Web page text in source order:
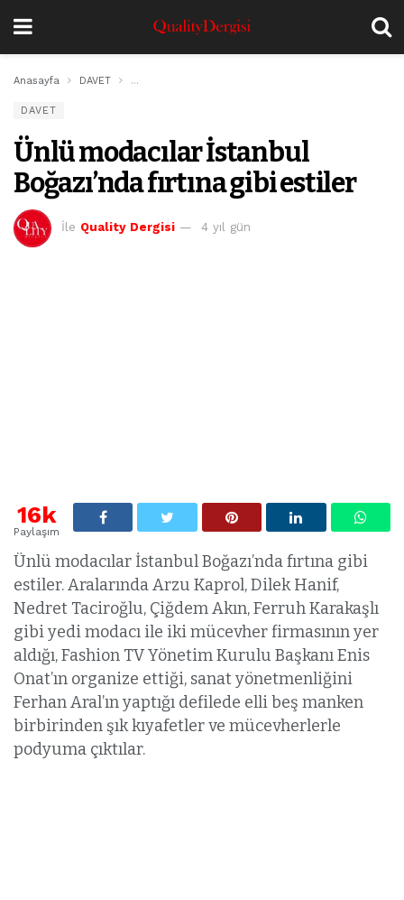
Anasayfa DAVET Ünlü modacılar İstanbul Boğazı’nda fırtına gibi estiler
DAVET
Ünlü modacılar İstanbul
Boğazı’nda fırtına gibi estiler
İle Quality Dergisi 4 yıl gün
16k
Paylaşım
Ünlü modacılar İstanbul Boğazı’nda fırtına gibi
estiler. Aralarında Arzu Kaprol, Dilek Hanif,
Nedret Taciroğlu, Çiğdem Akın, Ferruh Karakaşlı
gibi yedi modacı ile iki mücevher firmasının yer
aldığı, Fashion TV Yönetim Kurulu Başkanı Enis
Onat’ın organize ettiği, sanat yönetmenliğini
Ferhan Aral’ın yaptığı defilede elli beş manken
birbirinden şık kıyafetler ve mücevherlerle
podyuma çıktılar.